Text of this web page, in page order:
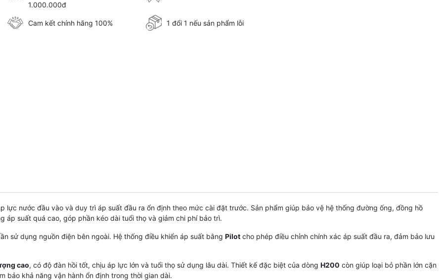
1.000.000đ
Cam kết chính hãng 100% 1 đổi 1 nếu sản phẩm lỗi
lực nước đầu vào và duy trì áp suất đầu ra ổn định theo mức cài đặt trước. Sản phẩm giúp bảo vệ hệ thống đường ống, đồng hồ
suất quá cao, góp phần kéo dài tuổi thọ và giảm chi phí bảo trì.
sử dụng nguồn điện bên ngoài. Hệ thống điều khiển áp suất bằng Pilot cho phép điều chỉnh chính xác áp suất đầu ra, đảm bảo lưu
cao, có độ đàn hồi tốt, chịu áp lực lớn và tuổi thọ sử dụng lâu dài. Thiết kế đặc biệt của dòng H200 còn giúp loại bỏ phần lớn cặn
bảo khả năng vận hành ổn định trong thời gian dài.